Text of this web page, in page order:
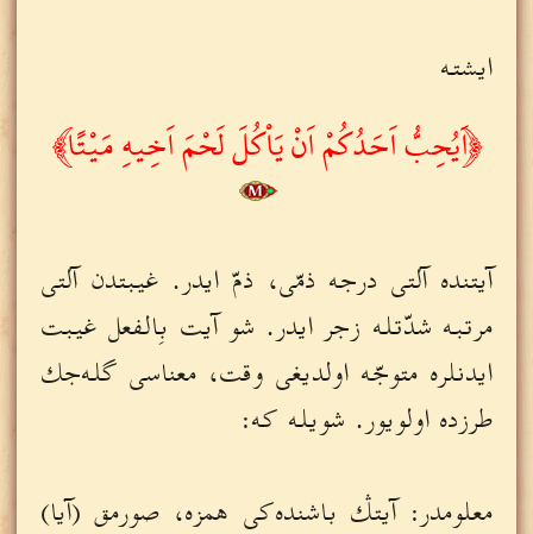
ايشته
﴿اَيُحِبُّ اَحَدُكُمْ اَنْ يَاْكُلَ لَحْمَ اَخِيهِ مَيْتًا﴾
آيتنده آلتى درجه ذمّى، ذمّ ايدر. غيبتدن آلتى
مرتبه شدّتله زجر ايدر. شو آيت بِالفعل غيبت
ايدنلره متوجّه اولديغى وقت، معناسى گله‌جك
طرزده اولويور. شويله كه:
معلومدر: آيتڭ باشنده‌كى همزه، صورمق (آيا)